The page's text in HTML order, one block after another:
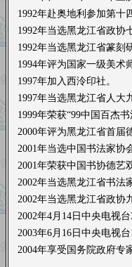
1992年赴奥地利参加第十
1992年当选黑龙江省政协
1992年当选黑龙江省篆刻
1994年评为国家一级美术
1997年加入西泠印社。
1997年当选黑龙江省人大
1999年荣获“99中国百杰书
2000年评为黑龙江省首届
2001年当选中国书法家协
2001年荣获中国书协德艺
2002年当选黑龙江省书法
2002年当选黑龙江省政协
2002年4月14日中央电视
2003年6月16日中央电视
2004年享受国务院政府专